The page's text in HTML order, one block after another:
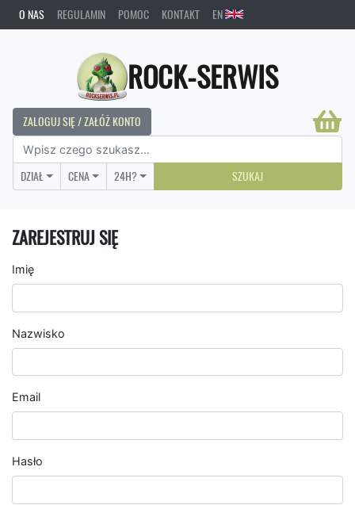
O NAS REGULAMIN POMOC KONTAKT EN
ROCK-SERWIS
ZALOGUJ SIĘ / ZAŁÓŻ KONTO
DZIAŁ CENA 24H? SZUKAJ
ZAREJESTRUJ SIĘ
Imię
Nazwisko
Email
Hasło